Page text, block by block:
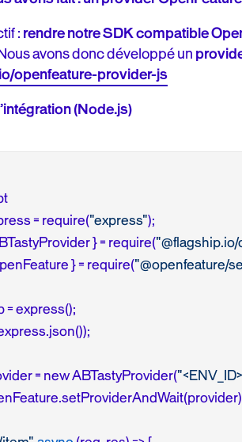
:rendre notre SDK compatible
avons donc développé un
openfeature-provider-js
(Node.js)
= require("express"
} = require(
} = require("@openfeature/
= express();
= new ABTastyProvider(